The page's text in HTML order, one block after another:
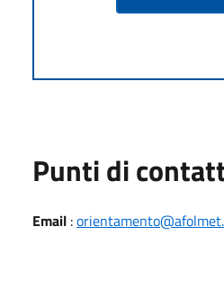
Punti di
Email :